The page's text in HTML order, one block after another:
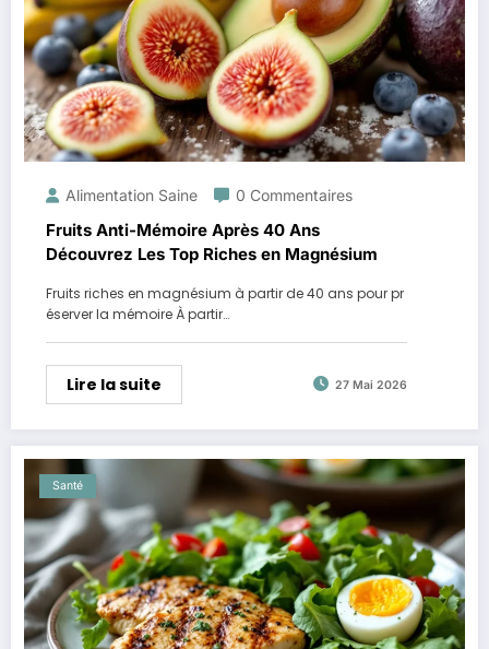
Alimentation Saine 0 Commentaires
Fruits Anti-Mémoire Après 40 Ans
Découvrez Les Top Riches en Magnésium
Fruits riches en magnésium à partir de 40 ans pour pr
éserver la mémoire À partir…
Lire la suite 27 Mai 2026
Santé